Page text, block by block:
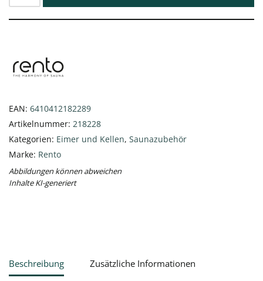
EAN: 6410412182289
Artikelnummer: 218228
Kategorien: Eimer und Kellen, Saunazubehör
Marke: Rento
Abbildungen können abweichen
Inhalte KI-generiert
Beschreibung Zusätzliche Informationen